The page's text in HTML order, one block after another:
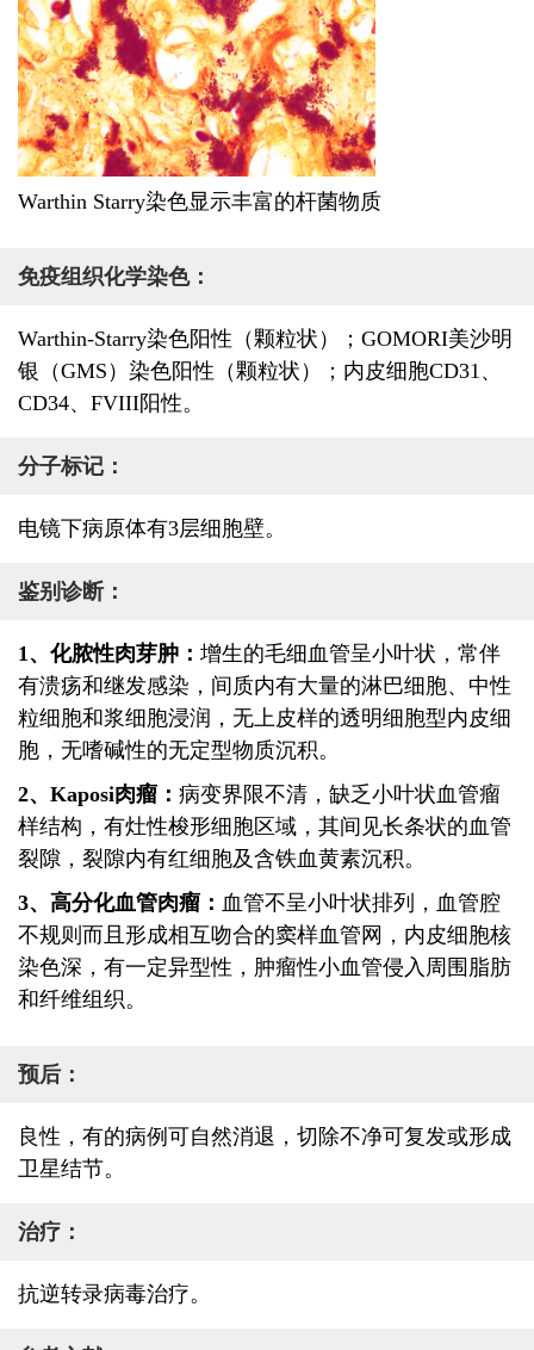
Warthin Starry染色显示丰富的杆菌物质
免疫组织化学染色：
Warthin-Starry染色阳性（颗粒状）；GOMORI美沙明
银（GMS）染色阳性（颗粒状）；内皮细胞CD31、
CD34、FVIII阳性。
分子标记：
电镜下病原体有3层细胞壁。
鉴别诊断：
1、化脓性肉芽肿： 增生的毛细血管呈小叶状，常伴
有溃疡和继发感染，间质内有大量的淋巴细胞、中性
粒细胞和浆细胞浸润，无上皮样的透明细胞型内皮细
胞，无嗜碱性的无定型物质沉积。
2、Kaposi肉瘤： 病变界限不清，缺乏小叶状血管瘤
样结构，有灶性梭形细胞区域，其间见长条状的血管
裂隙，裂隙内有红细胞及含铁血黄素沉积。
3、高分化血管肉瘤： 血管不呈小叶状排列，血管腔
不规则而且形成相互吻合的窦样血管网，内皮细胞核
染色深，有一定异型性，肿瘤性小血管侵入周围脂肪
和纤维组织。
预后：
良性，有的病例可自然消退，切除不净可复发或形成
卫星结节。
治疗：
抗逆转录病毒治疗。